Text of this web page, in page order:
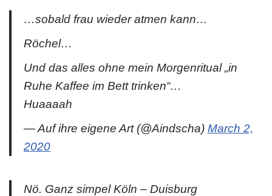
…sobald frau wieder atmen kann…
Röchel…
Und das alles ohne mein Morgenritual „in
Ruhe Kaffee im Bett trinken“…
Huaaaah
— Auf ihre eigene Art (@Aindscha) March 2,
2020
Nö. Ganz simpel Köln – Duisburg